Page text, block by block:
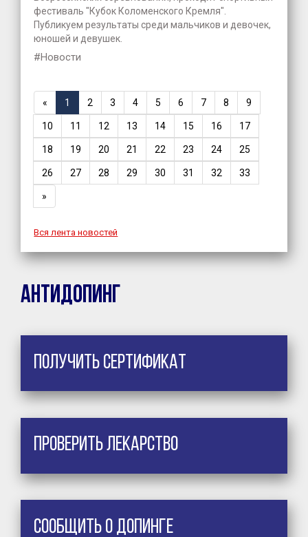
фестиваль "Кубок Коломенского Кремля".
Публикуем результаты среди мальчиков и девочек,
юношей и девушек.
#Новости
« 1 2 3 4 5 6 7 8 9
10 11 12 13 14 15 16 17
18 19 20 21 22 23 24 25
26 27 28 29 30 31 32 33
»
Вся лента новостей
Антидопинг
Получить сертификат
Проверить лекарство
Сообщить о допинге